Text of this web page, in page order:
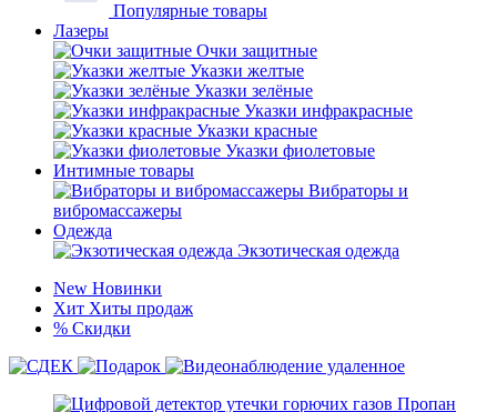
Популярные товары
Лазеры
Очки защитные
Указки желтые
Указки зелёные
Указки инфракрасные
Указки красные
Указки фиолетовые
Интимные товары
Вибраторы и
вибромассажеры
Одежда
Экзотическая одежда
New Новинки
Хит Хиты продаж
% Скидки